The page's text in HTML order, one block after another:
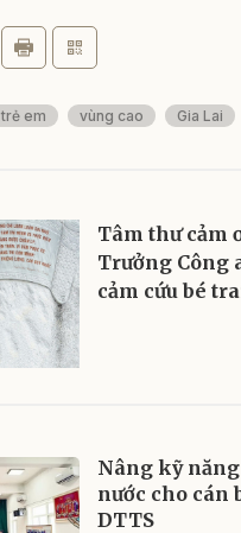
trẻ em vùng cao Gia Lai
Tâm thư cảm
Trưởng Công
cảm cứu bé
Nâng kỹ
nước cho cán
DTTS